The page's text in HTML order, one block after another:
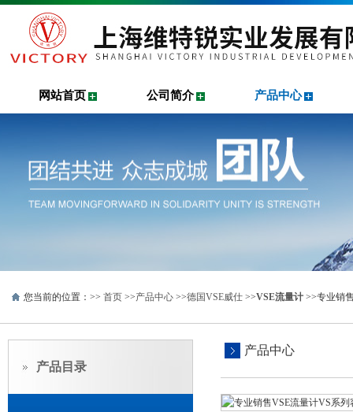
网站首页 公司简介 产品中心
您当前的位置：>> 首页 >>产品中心 >>德国VSE威仕 >>VSE流量计 >>专业销
产品目录
产品中心